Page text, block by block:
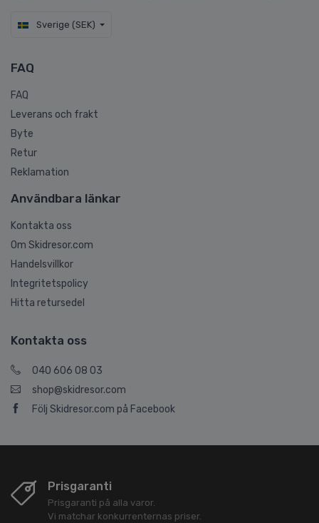
Sverige (SEK)
FAQ
FAQ
Leverans och frakt
Byte
Retur
Reklamation
Användbara länkar
Kontakta oss
Om Skidresor.com
Handelsvillkor
Integritetspolicy
Hitta retursedel
Kontakta oss
040 606 08 03
shop@skidresor.com
Följ Skidresor.com på Facebook
Prisgaranti
Prisgaranti på alla varor.
Vi matchar konkurrenternas priser.